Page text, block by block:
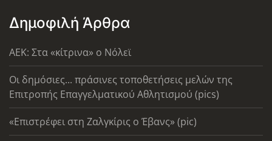
Δημοφιλή Άρθρα
AEK: Στα «κίτρινα» ο Νόλεϊ
Οι δημόσιες... πράσινες τοποθετήσεις μελών της
Επιτροπής Επαγγελματικού Αθλητισμού (pics)
«Επιστρέφει στη Ζαλγκίρις ο Έβανς» (pic)